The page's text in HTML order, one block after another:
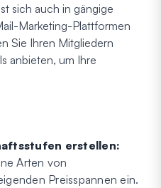
sich auch in gängige
Marketing-Plattformen
Sie Ihren Mitgliedern
anbieten, um Ihre
erstellen:
Arten von
Preisspannen ein.